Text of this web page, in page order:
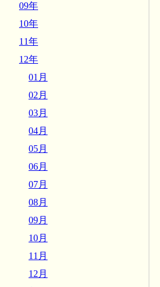
09年
10年
11年
12年
01月
02月
03月
04月
05月
06月
07月
08月
09月
10月
11月
12月